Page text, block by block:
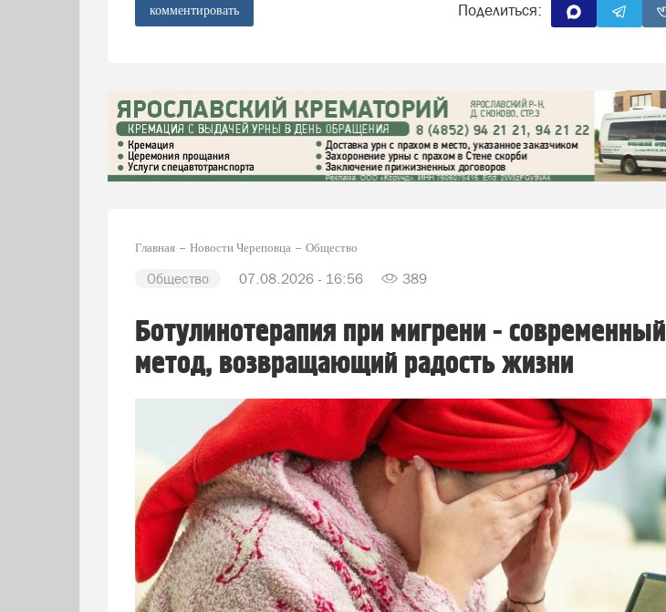
комментировать Поделиться:
Главная Новости Череповца Общество
Общество 07.08.2026 - 16:56 389
Ботулинотерапия при мигрени - современный
метод, возвращающий радость жизни